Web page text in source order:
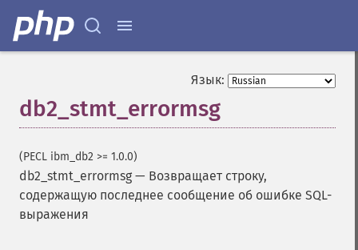
Язык:
db2_stmt_errormsg
(PECL ibm_db2 >= 1.0.0)
db2_stmt_errormsg — Возвращает строку,
содержащую последнее сообщение об ошибке SQL-
выражения